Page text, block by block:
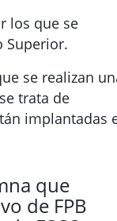
los que se
Superior.
se realizan
trata de
implantadas
que
de FPB